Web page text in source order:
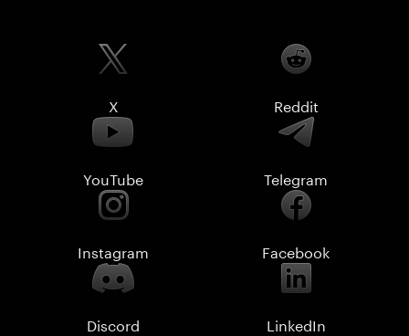
X Reddit
YouTube Telegram
Instagram Facebook
Discord LinkedIn